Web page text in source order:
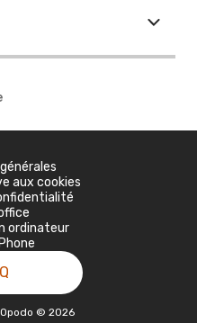
aux cookies
ordinateur
Opodo © 2026